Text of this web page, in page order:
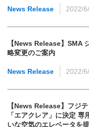
News Release 2022/
【News Release】SMA
略変更のご案内
News Release 2022/
【News Release】フジ
「エアクレア」に決定
いな空気のエレベータを